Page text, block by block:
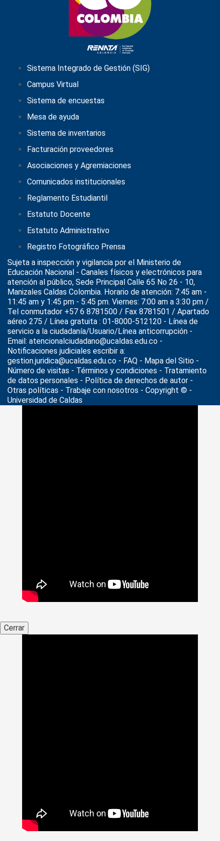
Sistema Integrado de Gestión (SIG)
Campus Virtual
Sistema de encuestas
Mesa de ayuda
Sistema de inventarios
Facturación proveedores
Asociaciones y Agremiaciones
Comunicados institucionales
Reglamento Estudiantil
Estatuto Docente
Estatuto Administrativo
Registro Fotográfico Prensa
Sujeta a inspección y vigilancia por el Ministerio de
Educación Nacional - Canales físicos y electrónicos para
atención al público, Sede Principal Calle 65 No 26 - 10,
Manizales Caldas Colombia. Horario de atención: 7:45 am -
11:45 am y 1:45 pm - 5:45 pm. Viernes: 7:00 am a 3:30 pm /
Tel conmutador +57 6 8781500 / Fax 8781501 / Apartado
aéreo 275 / Línea gratuita : 01-8000-512120 - Línea de
servicio a la ciudadanía/Usuario/Línea anticorrupción -
Email: atencionalciudadano@ucaldas.edu.co -
Notificaciones judiciales escribir a:
gestion.juridica@ucaldas.edu.co - FAQ - Mapa del Sitio -
Número de visitas - Términos y condiciones - Tratamiento
de datos personales - Política de derechos de autor -
Otras políticas - Trabaje con nosotros - Copyright © -
Universidad de Caldas
Cerrar